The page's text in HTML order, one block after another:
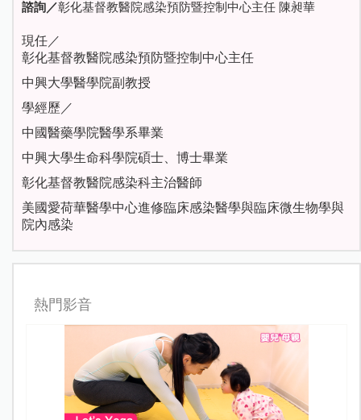
諮詢／彰化基督教醫院感染預防暨控制中心主任 陳昶華
現任／
彰化基督教醫院感染預防暨控制中心主任
中興大學醫學院副教授
學經歷／
中國醫藥學院醫學系畢業
中興大學生命科學院碩士、博士畢業
彰化基督教醫院感染科主治醫師
美國愛荷華醫學中心進修臨床感染醫學與臨床微生物學與
院內感染
熱門影音